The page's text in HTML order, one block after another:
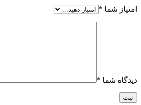
امتیاز شما *
دیدگاه شما *